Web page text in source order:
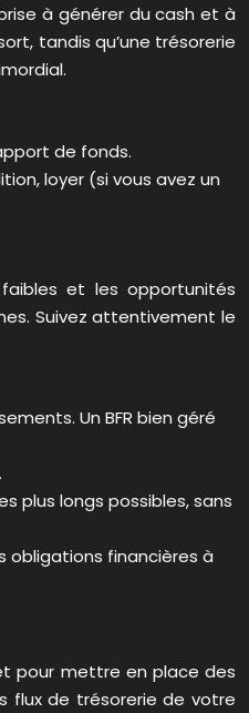
à générer du cash et à
tandis qu’une trésorerie
de fonds.
loyer (si vous avez un
et les opportunités
Suivez attentivement le
Un BFR bien géré
plus longs possibles, sans
financières à
pour mettre en place des
flux de trésorerie de votre